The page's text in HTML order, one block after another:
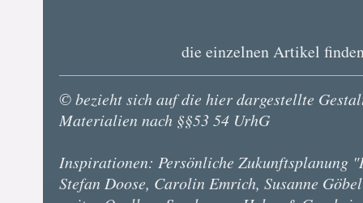
die einzelnen Artikel
© bezieht sich auf die hier dargestellte
Materialien nach §§53 54 UrhG
Inspirationen: Persönliche Zukunftsplanung
Stefan Doose, Carolin Emrich, Susanne Göbel